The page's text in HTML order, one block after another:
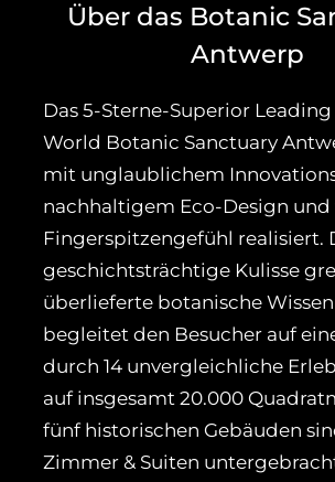
Über das Botanic
Antwerp
Das 5-Sterne-Superior
World Botanic Sanctuary
mit unglaublichem
nachhaltigem Eco-Design und
Fingerspitzengefühl realisiert.
geschichtsträchtige Kulisse
überlieferte botanische
begleitet den Besucher auf
durch 14 unvergleichliche
auf insgesamt 20.000
fünf historischen Gebäuden
Zimmer & Suiten